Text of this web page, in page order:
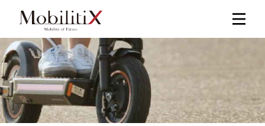
人気記事